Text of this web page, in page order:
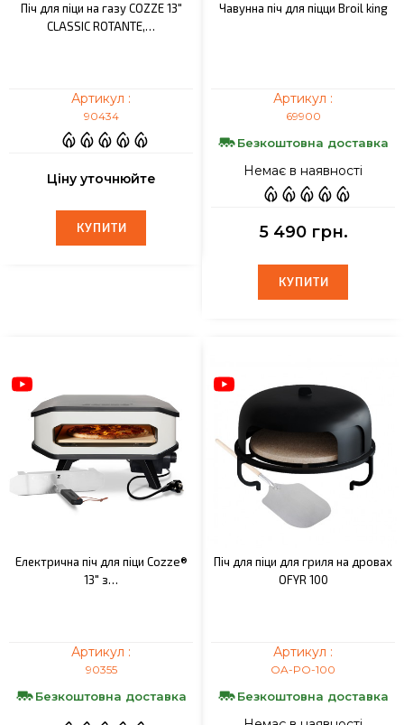
Піч для піци на газу COZZE 13"
CLASSIC ROTANTE,…
Артикул :
90434
Ціну уточнюйте
КУПИТИ
КУПИТИ
Чавунна піч для піцци Broil king
Артикул :
69900
Безкоштовна доставка
Немає в наявності
5 490 грн.
КУПИТИ
КУПИТИ
Електрична піч для піци Cozze®
13" з…
Артикул :
90355
Безкоштовна доставка
Піч для піци для гриля на дровах
OFYR 100
Артикул :
OA-PO-100
Безкоштовна доставка